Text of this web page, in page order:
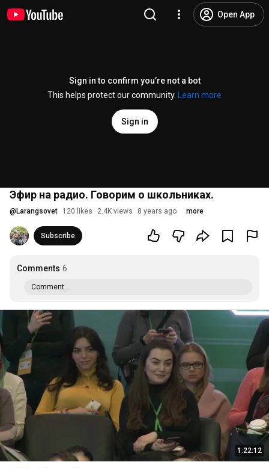
Open App
Sign in to confirm you’re not a bot
This helps protect our community.
Learn more
Sign in
Эфир на радио. Говорим о школьниках.
@ Larangsovet 120 likes 2.4K views 8 years ago more
Subscribe
Comments 6
Comment...
1:22:12